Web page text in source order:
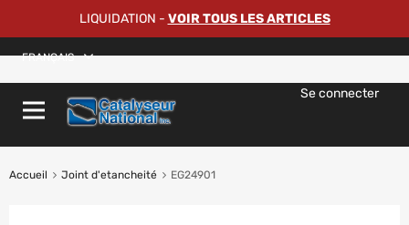
LIQUIDATION - VOIR TOUS LES ARTICLES
FRANÇAIS
Se connecter
Accueil Joint d'etancheité EG24901